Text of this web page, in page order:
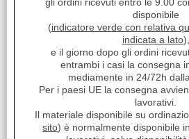
disponibile
(indicatore verde con relativa
indicata a lato),
e il giorno dopo gli ordini
entrambi i casi la consegna
mediamente in 24/72h
Per i paesi UE la consegna
lavorativi.
Il materiale disponibile su
sito) è normalmente disponibile